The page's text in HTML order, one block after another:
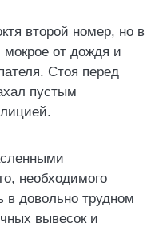
второй номер, но в
от дождя и
Стоя перед
пустым
необходимого
в довольно трудном
вывесок и